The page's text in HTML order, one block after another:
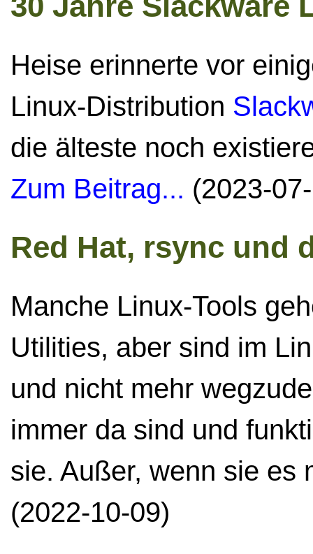
Heise erinnerte vor
Linux-Distribution
die älteste noch
Zum Beitrag... (2023-
Red Hat, rsync und
Manche Linux-Tools
Utilities, aber sind im
und nicht mehr
immer da sind und
sie. Außer, wenn sie es
(2022-10-09)